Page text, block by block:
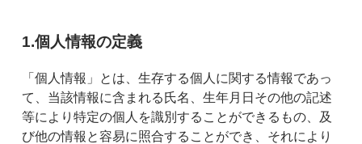
1.個人情報の定義
「個人情報」とは、生存する個人に関する情報であっ
て、当該情報に含まれる氏名、生年月日その他の記述
等により特定の個人を識別することができるもの、及
び他の情報と容易に照合することができ、それにより